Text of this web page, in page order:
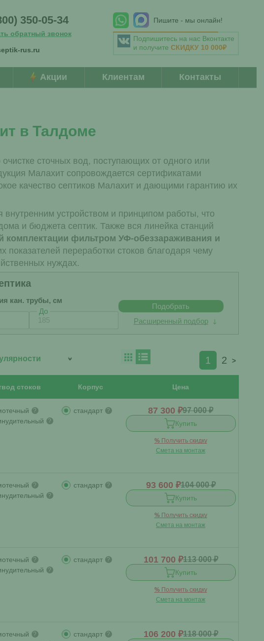
350-05-34
обратный звонок
rus.ru
Пишите - мы онлайн!
Подпишитесь на нас Вконтакте
и получите СКИДКУ 10 000₽
Акции Клиентам Контакты
в Талдоме
сточных вод, поступающих от одного или
Малахит сопровождается сертификатами
качество септиков Малахит и дающими гарантию их
устройством и принципом работы, что
и бюджета септик. Также вся линейка станций
комплектации фильтром УФ-обеззараживания и
переработки стоков благодаря чему
нуждах.
кан. трубы, см
До
Подобрать
Расширенный подбор
1 2 >
стоков Корпус Цена
?
?
стандарт ? 87 300 ₽97 000 ₽
Купить
% Получить скидку
Смета на монтаж
?
?
стандарт ? 93 600 ₽104 000 ₽
Купить
% Получить скидку
Смета на монтаж
?
?
стандарт ? 101 700 ₽113 000 ₽
Купить
% Получить скидку
Смета на монтаж
? стандарт ? 106 200 ₽118 000 ₽